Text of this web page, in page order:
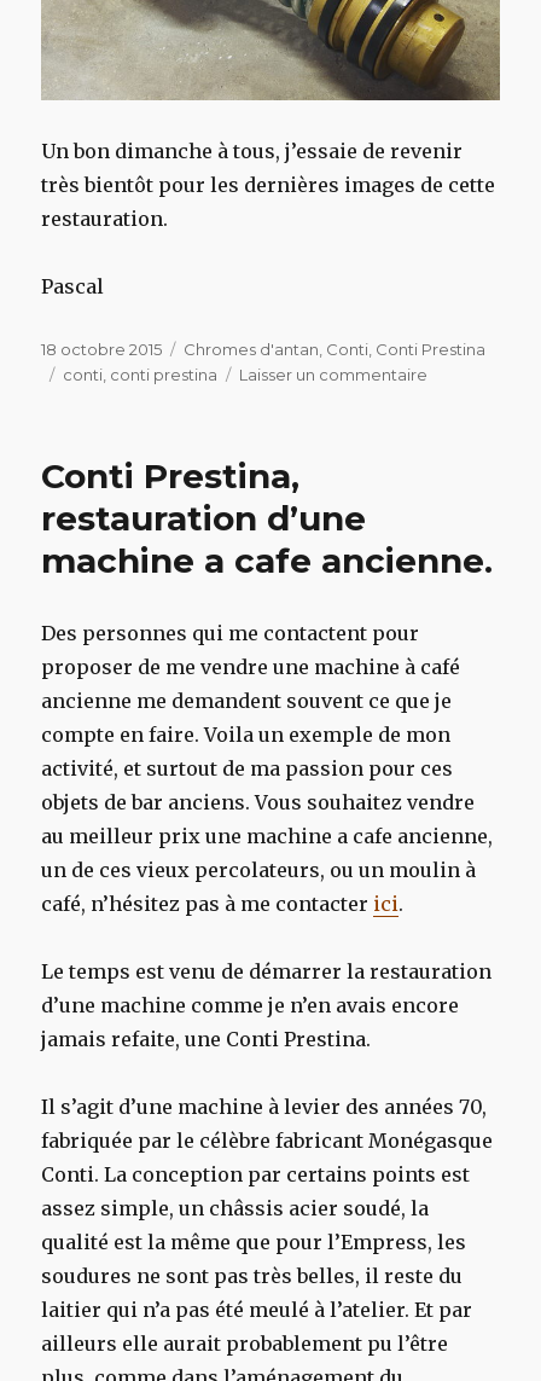
Un bon dimanche à tous, j’essaie de revenir
très bientôt pour les dernières images de cette
restauration.
Pascal
Publié
le
18 octobre 2015 Catégories
Chromes d'antan Conti Conti Prestina
Étiquettes
conti conti prestina Laisser un commentaire
Conti Prestina,
restauration d’une
machine a cafe ancienne.
Des personnes qui me contactent pour
proposer de me vendre une machine à café
ancienne me demandent souvent ce que je
compte en faire. Voila un exemple de mon
activité, et surtout de ma passion pour ces
objets de bar anciens. Vous souhaitez vendre
au meilleur prix une machine a cafe ancienne,
un de ces vieux percolateurs, ou un moulin à
café, n’hésitez pas à me contacter ici.
Le temps est venu de démarrer la restauration
d’une machine comme je n’en avais encore
jamais refaite, une Conti Prestina.
Il s’agit d’une machine à levier des années 70,
fabriquée par le célèbre fabricant Monégasque
Conti. La conception par certains points est
assez simple, un châssis acier soudé, la
qualité est la même que pour l’Empress, les
soudures ne sont pas très belles, il reste du
laitier qui n’a pas été meulé à l’atelier. Et par
ailleurs elle aurait probablement pu l’être